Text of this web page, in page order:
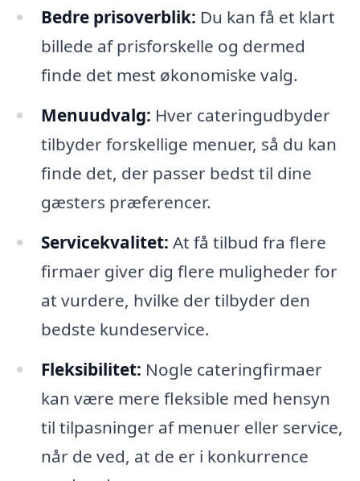
Bedre prisoverblik: Du kan få et klart
billede af prisforskelle og dermed
finde det mest økonomiske valg.
Menuudvalg: Hver cateringudbyder
tilbyder forskellige menuer, så du kan
finde det, der passer bedst til dine
gæsters præferencer.
Servicekvalitet: At få tilbud fra flere
firmaer giver dig flere muligheder for
at vurdere, hvilke der tilbyder den
bedste kundeservice.
Fleksibilitet: Nogle cateringfirmaer
kan være mere fleksible med hensyn
til tilpasninger af menuer eller service,
når de ved, at de er i konkurrence